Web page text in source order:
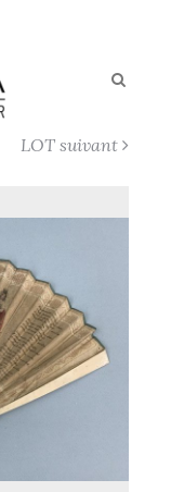
LOT suivant